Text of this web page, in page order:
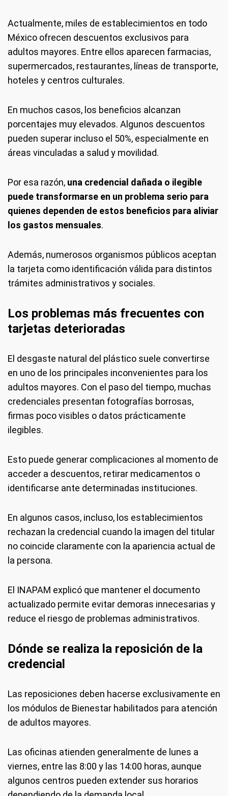
Actualmente, miles de establecimientos en todo
México ofrecen descuentos exclusivos para
adultos mayores. Entre ellos aparecen farmacias,
supermercados, restaurantes, líneas de transporte,
hoteles y centros culturales.
En muchos casos, los beneficios alcanzan
porcentajes muy elevados. Algunos descuentos
pueden superar incluso el 50%, especialmente en
áreas vinculadas a salud y movilidad.
Por esa razón, una credencial dañada o ilegible
puede transformarse en un problema serio para
quienes dependen de estos beneficios para aliviar
los gastos mensuales.
Además, numerosos organismos públicos aceptan
la tarjeta como identificación válida para distintos
trámites administrativos y sociales.
Los problemas más frecuentes con
tarjetas deterioradas
El desgaste natural del plástico suele convertirse
en uno de los principales inconvenientes para los
adultos mayores. Con el paso del tiempo, muchas
credenciales presentan fotografías borrosas,
firmas poco visibles o datos prácticamente
ilegibles.
Esto puede generar complicaciones al momento de
acceder a descuentos, retirar medicamentos o
identificarse ante determinadas instituciones.
En algunos casos, incluso, los establecimientos
rechazan la credencial cuando la imagen del titular
no coincide claramente con la apariencia actual de
la persona.
El INAPAM explicó que mantener el documento
actualizado permite evitar demoras innecesarias y
reduce el riesgo de problemas administrativos.
Dónde se realiza la reposición de la
credencial
Las reposiciones deben hacerse exclusivamente en
los módulos de Bienestar habilitados para atención
de adultos mayores.
Las oficinas atienden generalmente de lunes a
viernes, entre las 8:00 y las 14:00 horas, aunque
algunos centros pueden extender sus horarios